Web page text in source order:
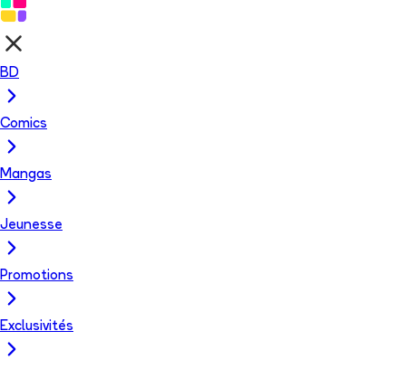
BD
Comics
Mangas
Jeunesse
Promotions
Exclusivités